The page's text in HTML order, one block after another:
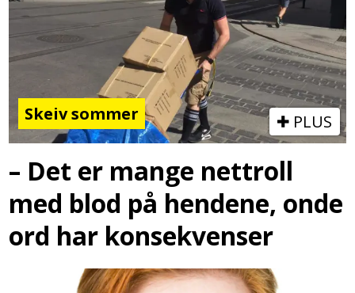
Skeiv sommer PLUS
– Det er mange nettroll
med blod på hendene, onde
ord har konsekvenser